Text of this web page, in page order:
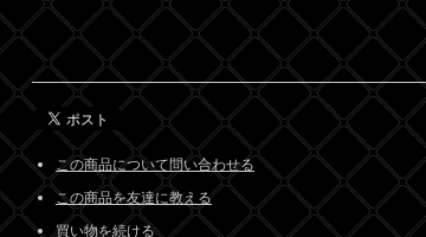
この商品について問い合わせる
この商品を友達に教える
買い物を続ける